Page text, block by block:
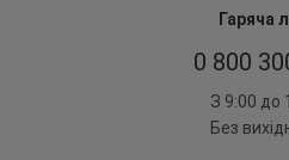
Гаряча
0 800
З 9:00 до
Без